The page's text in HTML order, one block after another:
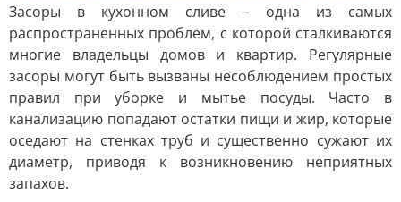
Засоры в кухонном сливе – одна из самых
распространенных проблем, с которой сталкиваются
многие владельцы домов и квартир. Регулярные
засоры могут быть вызваны несоблюдением простых
правил при уборке и мытье посуды. Часто в
канализацию попадают остатки пищи и жир, которые
оседают на стенках труб и существенно сужают их
диаметр, приводя к возникновению неприятных
запахов.